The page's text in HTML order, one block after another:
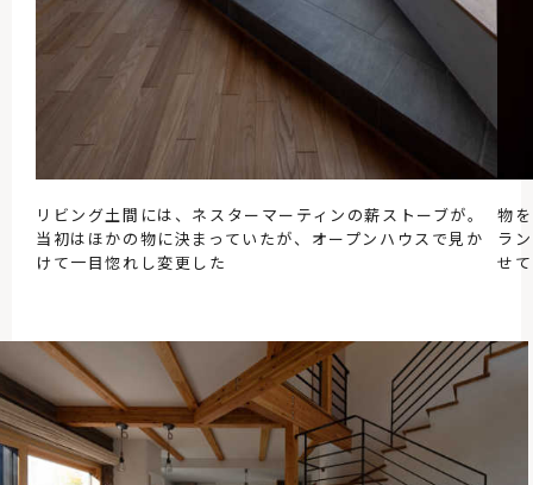
リビング土間には、ネスターマーティンの薪ストーブが。
当初はほかの物に決まっていたが、オープンハウスで見か
けて一目惚れし変更した
物
ラ
せ